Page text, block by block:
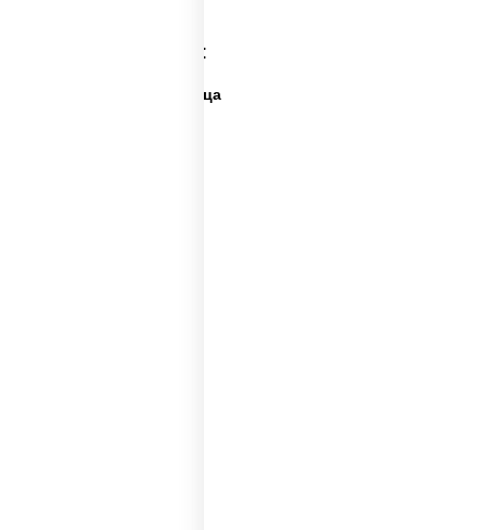
Категории товара:
Дешевая и вкусная пицца